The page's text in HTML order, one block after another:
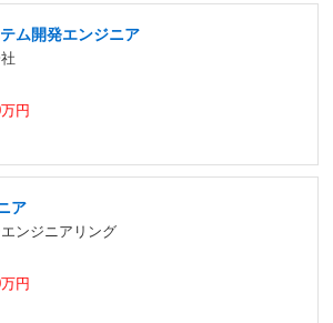
ム開発エンジニア
円
ア
ンジニアリング
円